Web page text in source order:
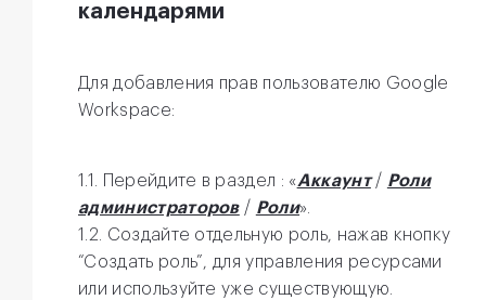
календарями
Для добавления прав пользователю Google
Workspace:
1.1. Перейдите в раздел : «Аккаунт/ Роли
администраторов/ Роли».
1.2. Создайте отдельную роль, нажав кнопку
“Создать роль”, для управления ресурсами
или используйте уже существующую.